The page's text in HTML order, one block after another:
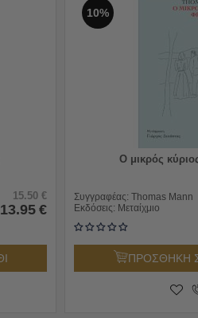
15.50 €
13.95 €
10%
Ο μικρός
Συγγραφέας:Thomas Mann
Εκδόσεις: Μεταίχμιο
ΠΡΟΣΘΗΚΗ